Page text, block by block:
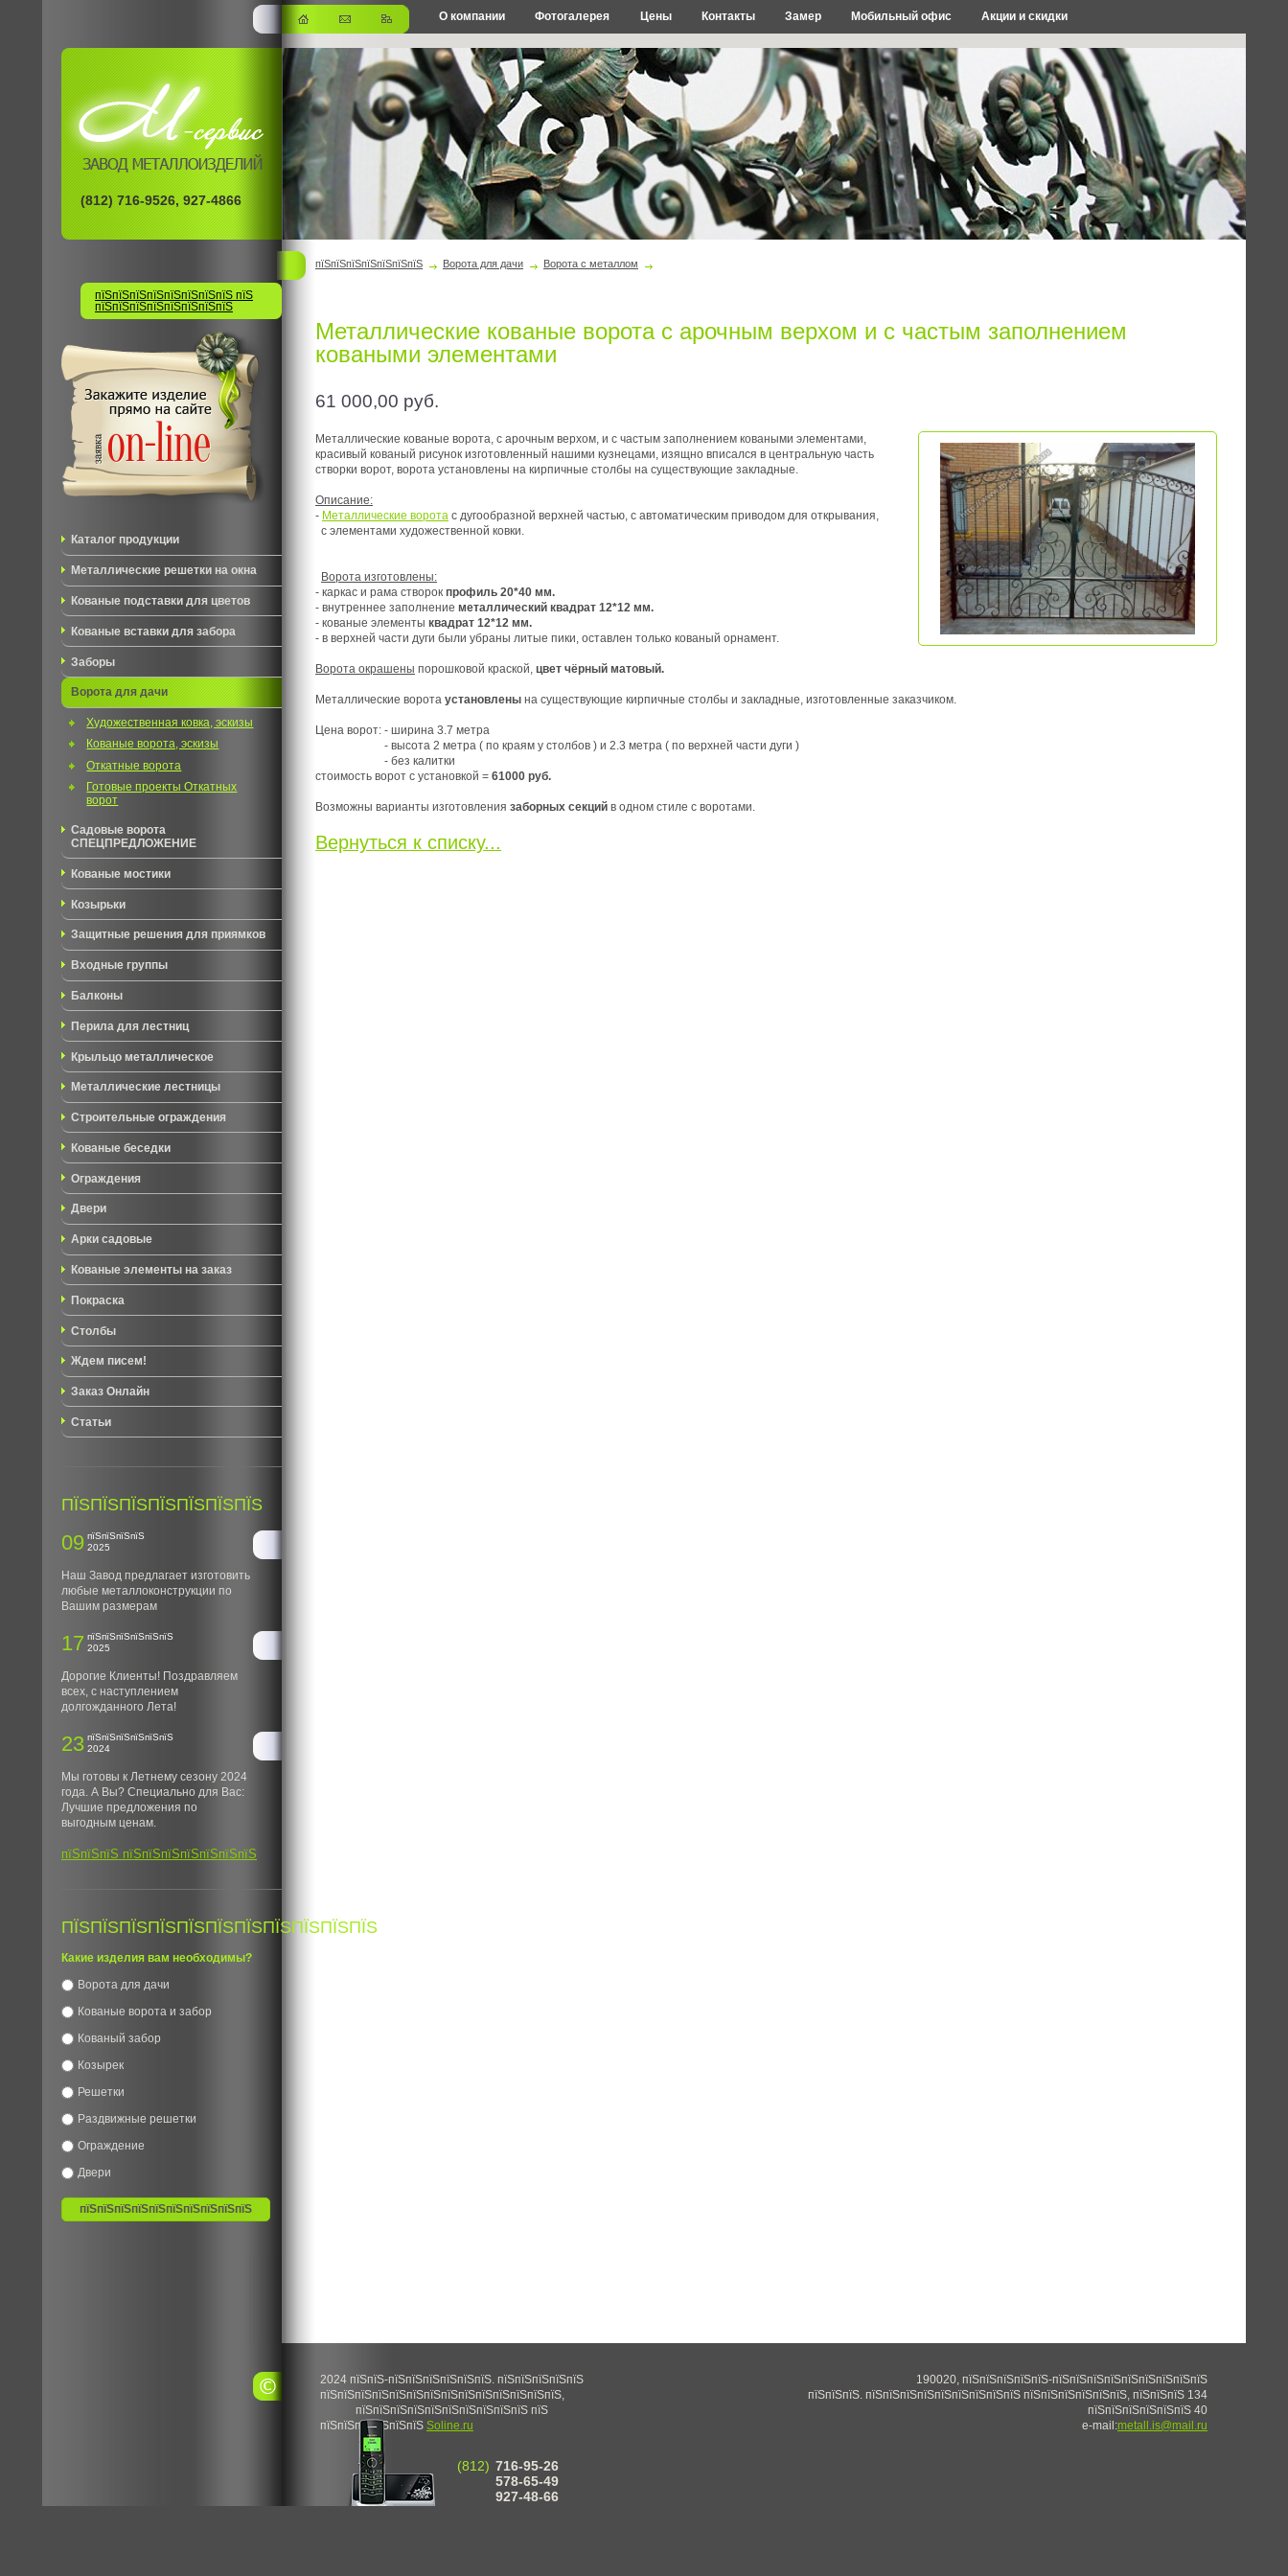
О компании Фотогалерея Цены Контакты Замер Мобильный офис Акции и скидки
(812) 716-9526, 927-4866
пїЅпїЅпїЅпїЅпїЅпїЅпїЅпїЅ пїЅ
пїЅпїЅпїЅпїЅпїЅпїЅпїЅпїЅ
Каталог продукции
Металлические решетки на окна
Кованые подставки для цветов
Кованые вставки для забора
Заборы
Ворота для дачи
Художественная ковка, эскизы
Кованые ворота, эскизы
Откатные ворота
Готовые проекты Откатных
ворот
Садовые ворота
СПЕЦПРЕДЛОЖЕНИЕ
Кованые мостики
Козырьки
Защитные решения для приямков
Входные группы
Балконы
Перила для лестниц
Крыльцо металлическое
Металлические лестницы
Строительные ограждения
Кованые беседки
Ограждения
Двери
Арки садовые
Кованые элементы на заказ
Покраска
Столбы
Ждем писем!
Заказ Онлайн
Статьи
ПЇЅПЇЅПЇЅПЇЅПЇЅПЇЅПЇЅ
09 пїЅпїЅпїЅпїЅ
2025
Наш Завод предлагает изготовить
любые металлоконструкции по
Вашим размерам
17 пїЅпїЅпїЅпїЅпїЅпїЅ
2025
Дорогие Клиенты! Поздравляем
всех, с наступлением
долгожданного Лета!
23 пїЅпїЅпїЅпїЅпїЅпїЅ
2024
Мы готовы к Летнему сезону 2024
года. А Вы? Специально для Вас:
Лучшие предложения по
выгодным ценам.
пїЅпїЅпїЅ пїЅпїЅпїЅпїЅпїЅпїЅпїЅ
ПЇЅПЇЅПЇЅПЇЅПЇЅПЇЅПЇЅПЇЅПЇЅПЇЅПЇЅ
Какие изделия вам необходимы?
Ворота для дачи
Кованые ворота и забор
Кованый забор
Козырек
Решетки
Раздвижные решетки
Ограждение
Двери
пїЅпїЅпїЅпїЅпїЅпїЅпїЅ Ворота для дачи Ворота с металлом
Металлические кованые ворота с арочным верхом и с частым заполнением
коваными элементами
61 000,00 руб.
Металлические кованые ворота, с арочным верхом, и с частым заполнением коваными элементами,
красивый кованый рисунок изготовленный нашими кузнецами, изящно вписался в центральную часть
створки ворот, ворота установлены на кирпичные столбы на существующие закладные.
Описание:
- Металлические ворота с дугообразной верхней частью, с автоматическим приводом для открывания,
с элементами художественной ковки.
Ворота изготовлены:
- каркас и рама створок профиль 20*40 мм.
- внутреннее заполнение металлический квадрат 12*12 мм.
- кованые элементы квадрат 12*12 мм.
- в верхней части дуги были убраны литые пики, оставлен только кованый орнамент.
Ворота окрашены порошковой краской, цвет чёрный матовый.
Металлические ворота установлены на существующие кирпичные столбы и закладные, изготовленные заказчиком.
Цена ворот: - ширина 3.7 метра
- высота 2 метра ( по краям у столбов ) и 2.3 метра ( по верхней части дуги )
- без калитки
стоимость ворот с установкой = 61000 руб.
Возможны варианты изготовления заборных секций в одном стиле с воротами.
Вернуться к списку...
190020, пїЅпїЅпїЅпїЅпїЅ-пїЅпїЅпїЅпїЅпїЅпїЅпїЅпїЅпїЅ
пїЅпїЅпїЅ. пїЅпїЅпїЅпїЅпїЅпїЅпїЅпїЅпїЅ пїЅпїЅпїЅпїЅпїЅпїЅ, пїЅпїЅпїЅ 134
пїЅпїЅпїЅпїЅпїЅпїЅ 40
e-mail:metall.is@mail.ru
2024 пїЅпїЅ-пїЅпїЅпїЅпїЅпїЅпїЅ. пїЅпїЅпїЅпїЅпїЅ
пїЅпїЅпїЅпїЅпїЅпїЅпїЅпїЅпїЅпїЅпїЅпїЅпїЅпїЅ,
пїЅпїЅпїЅпїЅпїЅпїЅпїЅпїЅпїЅпїЅ пїЅ
пїЅпїЅпїЅпїЅпїЅпїЅ Soline.ru
(812) 716-95-26
578-65-49
927-48-66